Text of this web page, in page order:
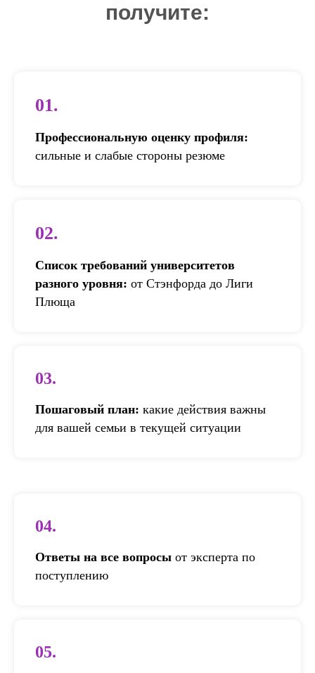
получите:
01.
Профессиональную оценку профиля:
сильные и слабые стороны резюме
02.
Список требований университетов
разного уровня: от Стэнфорда до Лиги
Плюща
03.
Пошаговый план: какие действия важны
для вашей семьи в текущей ситуации
04.
Ответы на все вопросы от эксперта по
поступлению
05.